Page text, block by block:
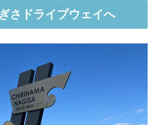
さドライブウェイへ